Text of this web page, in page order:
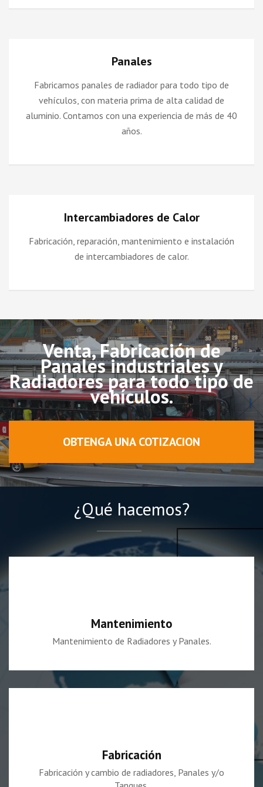
Panales
Fabricamos panales de radiador para todo tipo de
vehículos, con materia prima de alta calidad de
aluminio. Contamos con una experiencia de más de 40
años.
Intercambiadores de Calor
Fabricación, reparación, mantenimiento e instalación
de intercambiadores de calor.
Venta, Fabricación de
Panales industriales y
Radiadores para todo tipo de
vehículos.
OBTENGA UNA COTIZACION
¿Qué hacemos?
Mantenimiento
Mantenimiento de Radiadores y Panales.
Fabricación
Fabricación y cambio de radiadores, Panales y/o